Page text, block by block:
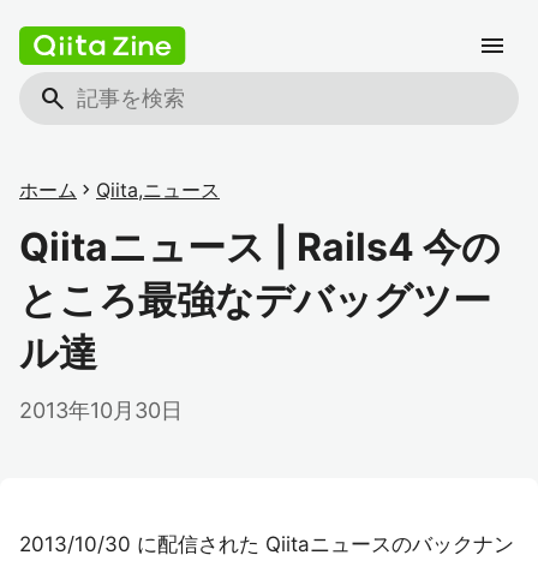
search
menu
ホーム chevron_right Qiita,ニュース
Qiitaニュース | Rails4 今の
ところ最強なデバッグツー
ル達
2013年10月30日
2013/10/30 に配信された Qiitaニュースのバックナン